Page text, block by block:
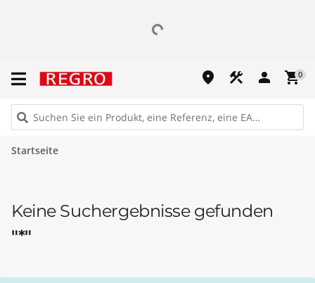
place construction person shopping_cart0
Startseite
Keine Suchergebnisse gefunden
"*"